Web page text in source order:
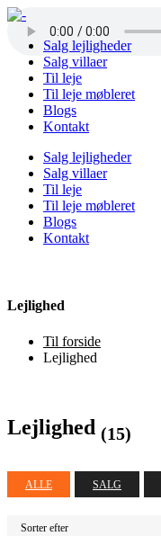
Salg lejligheder
Salg villaer
Til leje
Til leje møbleret
Blogs
Kontakt
Salg lejligheder
Salg villaer
Til leje
Til leje møbleret
Blogs
Kontakt
Lejlighed
Til forside
Lejlighed
Lejlighed (15)
ALLE SALG
Sorter efter